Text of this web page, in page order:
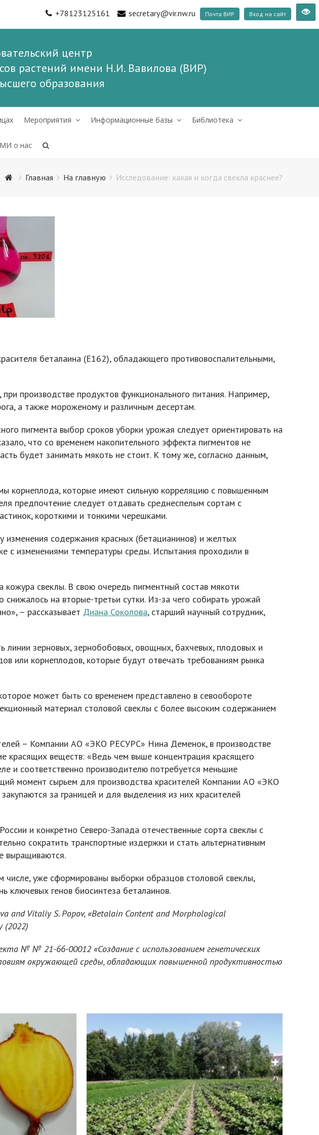
+78123125161 secretary@vir.nw.ru Почта ВИР Вход на сайт
центр
растений имени Н.И. Вавилова (ВИР)
образования
Мероприятия Информационные базы Библиотека
о нас
Главная На главную Исследование: какая и когда свекла краснее?
беталаина (E162), обладающего противовоспалительными,
производстве продуктов функционального питания. Например,
а также мороженому и различным десертам.
пигмента выбор сроков уборки урожая следует ориентировать на
что со временем накопительного эффекта пигментов не
будет занимать мякоть не стоит. К тому же, согласно данным,
корнеплода, которые имеют сильную корреляцию с повышенным
предпочтение следует отдавать среднеспелым сортам с
короткими и тонкими черешками.
содержания красных (бетацианинов) и желтых
с изменениями температуры среды. Испытания проходили в
свеклы. В свою очередь пигментный состав мякоти
на вторые-третьи сутки. Из-за чего собирать урожай
– рассказывает Диана Соколова, старший научный сотрудник,
зерновых, зернобобовых, овощных, бахчевых, плодовых и
или корнеплодов, которые будут отвечать требованиям рынка
может быть со временем представлено в севообороте
материал столовой свеклы с более высоким содержанием
– Компании АО «ЭКО РЕСУРС» Нина Деменок, в производстве
красящих веществ: «Ведь чем выше концентрация красящего
и соответственно производителю потребуется меньшие
момент сырьем для производства красителей Компании АО «ЭКО
за границей и для выделения из них красителей
и конкретно Северо-Запада отечественные сорта свеклы с
сократить транспортные издержки и стать альтернативным
выращиваются.
уже сформированы выборки образцов столовой свеклы,
ключевых генов биосинтеза беталаинов.
and Vitaliy S. Popov, «Betalain Content and Morphological
(2022)
№ № 21-66-00012 «Создание с использованием генетических
окружающей среды, обладающих повышенной продуктивностью